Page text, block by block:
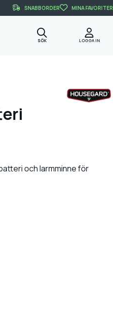
SNABBORDER MINA FAVORITER
SÖK LOGGA IN
och larmminne för